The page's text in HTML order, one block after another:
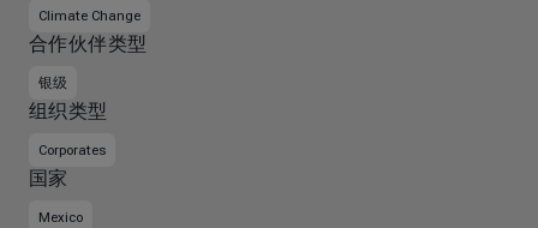
Climate Change
合作伙伴类型
银级
组织类型
Corporates
国家
Mexico